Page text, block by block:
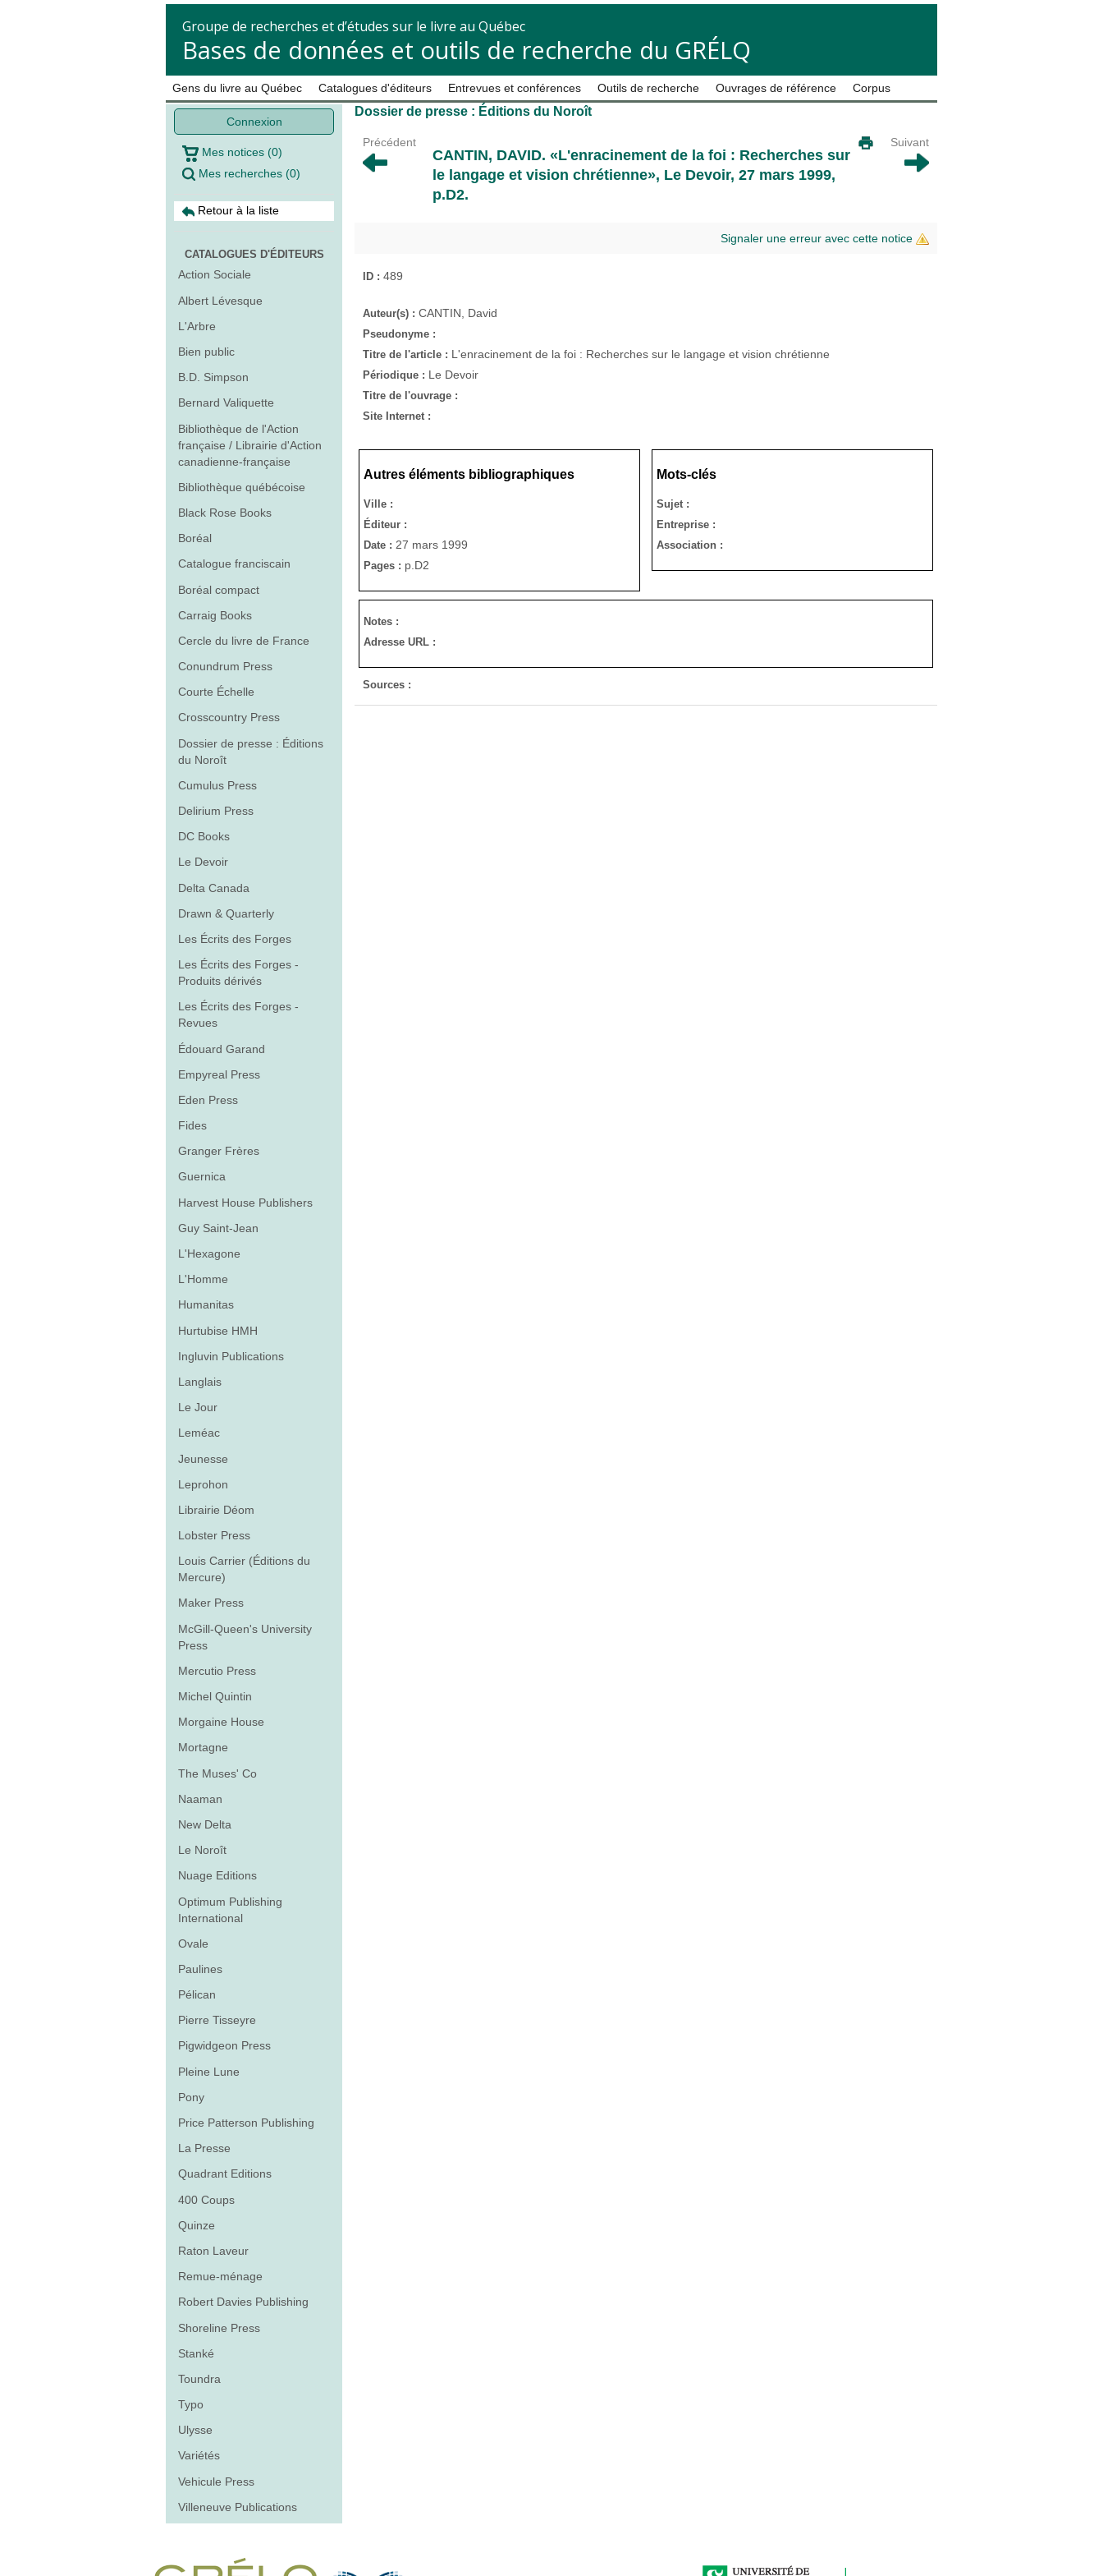
Groupe de recherches et d’études sur le livre au Québec
Bases de données et outils de recherche du GRÉLQ
Gens du livre au Québec Catalogues d'éditeurs Entrevues et conférences Outils de recherche Ouvrages de référence Corpus
Connexion
Mes notices (0)
Mes recherches (0)
Retour à la liste
CATALOGUES D'ÉDITEURS
Action Sociale
Albert Lévesque
L'Arbre
Bien public
B.D. Simpson
Bernard Valiquette
Bibliothèque de l'Action
française / Librairie d'Action
canadienne-française
Bibliothèque québécoise
Black Rose Books
Boréal
Catalogue franciscain
Boréal compact
Carraig Books
Cercle du livre de France
Conundrum Press
Courte Échelle
Crosscountry Press
Dossier de presse : Éditions
du Noroît
Cumulus Press
Delirium Press
DC Books
Le Devoir
Delta Canada
Drawn & Quarterly
Les Écrits des Forges
Les Écrits des Forges -
Produits dérivés
Les Écrits des Forges -
Revues
Édouard Garand
Empyreal Press
Eden Press
Fides
Granger Frères
Guernica
Harvest House Publishers
Guy Saint-Jean
L'Hexagone
L'Homme
Humanitas
Hurtubise HMH
Ingluvin Publications
Langlais
Le Jour
Leméac
Jeunesse
Leprohon
Librairie Déom
Lobster Press
Louis Carrier (Éditions du
Mercure)
Maker Press
McGill-Queen's University
Press
Mercutio Press
Michel Quintin
Morgaine House
Mortagne
The Muses' Co
Naaman
New Delta
Le Noroît
Nuage Editions
Optimum Publishing
International
Ovale
Paulines
Pélican
Pierre Tisseyre
Pigwidgeon Press
Pleine Lune
Pony
Price Patterson Publishing
La Presse
Quadrant Editions
400 Coups
Quinze
Raton Laveur
Remue-ménage
Robert Davies Publishing
Shoreline Press
Stanké
Toundra
Typo
Ulysse
Variétés
Vehicule Press
Villeneuve Publications
Dossier de presse : Éditions du Noroît
Précédent
CANTIN, DAVID. «L'enracinement de la foi : Recherches sur
le langage et vision chrétienne», Le Devoir, 27 mars 1999,
p.D2.
Suivant
Signaler une erreur avec cette notice
ID : 489
Auteur(s) : CANTIN, David
Pseudonyme :
Titre de l'article : L'enracinement de la foi : Recherches sur le langage et vision chrétienne
Périodique : Le Devoir
Titre de l'ouvrage :
Site Internet :
Autres éléments bibliographiques
Ville :
Éditeur :
Date : 27 mars 1999
Pages : p.D2
Mots-clés
Sujet :
Entreprise :
Association :
Notes :
Adresse URL :
Sources :